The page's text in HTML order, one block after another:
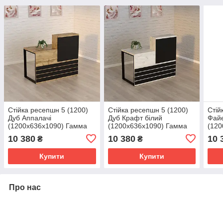
Стійка ресепшн 5 (1200)
Дуб Аппалачі
(1200x636x1090) Гамма
10 380 ₴
Купити
Стійка ресепшн 5 (1200)
Дуб Крафт білий
(1200x636x1090) Гамма
10 380₴
Купити
10
Про нас